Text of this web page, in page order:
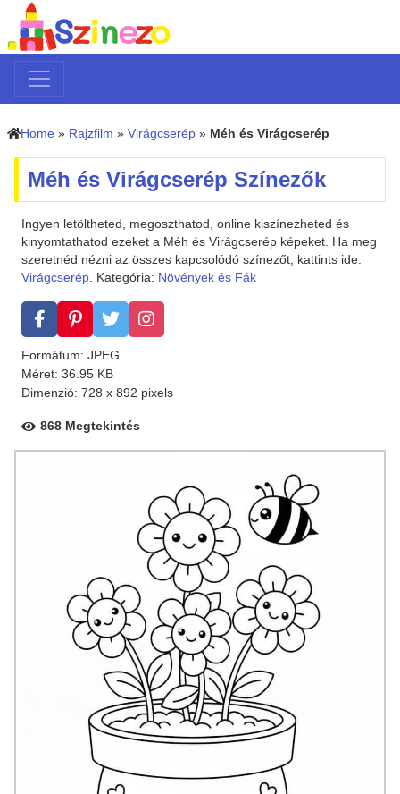
Home » Rajzfilm » Virágcserép » Méh és Virágcserép
Méh és Virágcserép Színezők
Ingyen letöltheted, megoszthatod, online kiszínezheted és
kinyomtathatod ezeket a Méh és Virágcserép képeket. Ha meg
szeretnéd nézni az összes kapcsolódó színezőt, kattints ide:
Virágcserép. Kategória: Növények és Fák
Formátum: JPEG
Méret: 36.95 KB
Dimenzió: 728 x 892 pixels
868 Megtekintés